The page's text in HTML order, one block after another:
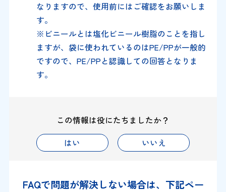
なりますので、使用前にはご確認をお願いしま
す。
※ビニールとは塩化ビニール樹脂のことを指し
ますが、袋に使われているのはPE/PPが一般的
ですので、PE/PPと認識しての回答となりま
す。
この情報は役にたちましたか？
はい
いいえ
FAQで問題が解決しない場合は、下記ペー